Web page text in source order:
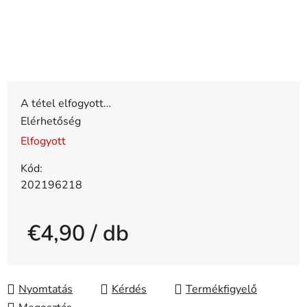
A tétel elfogyott…
Elérhetőség
Elfogyott
Kód:
202196218
€4,90/ db
Nyomtatás
Kérdés